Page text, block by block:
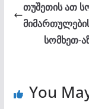
თუშეთის ათ
სომხეთ-
You